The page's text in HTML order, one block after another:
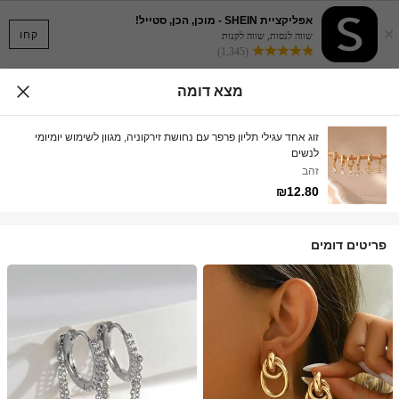
קחו ×
אפליקציית SHEIN - מוכן, הכן, סטייל!
שווה לנסות, שווה לקנות
(1,345)
מצא דומה
זוג אחד עגילי תליון פרפר עם נחושת זירקוניה, מגוון לשימוש יומיומי
לנשים
זהב
₪12.80
פריטים דומים